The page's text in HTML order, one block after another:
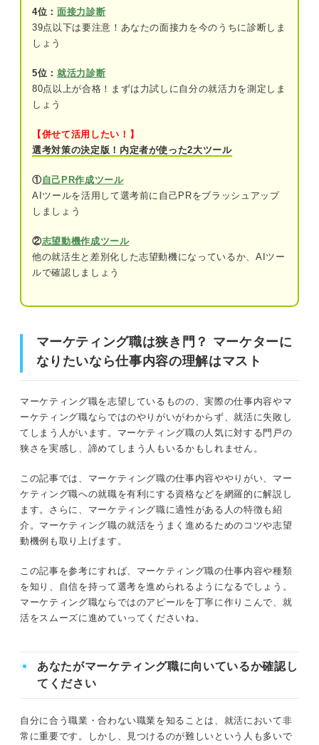
イベントの準備・運営
責任感がある人
人と接するのが好きな人
マーケティング職に求められる能力
情報収集・分析能力
論理的思考力
新卒でもマーケティング職になれる！
マーケティング職に就くためにやっておくべき4つ
の対策
②マーケティングの中でやりたい仕事を明
確にする
③インターンに参加する
3ステップで完成！ マーケティング職の志望動機の
構成
にする
4位： 面接力診断
39点以下は要注意！あなたの面接力を今のうちに診断しま
しょう
5位： 就活力診断
80点以上が合格！まずは力試しに自分の就活力を測定しま
しょう
【併せて活用したい！】
選考対策の決定版！内定者が使った2大ツール
①自己PR作成ツール
AIツールを活用して選考前に自己PRをブラッシュアップ
しましょう
②志望動機作成ツール
他の就活生と差別化した志望動機になっているか、AIツー
ルで確認しましょう
マーケティング職は狭き門？ マーケターに
なりたいなら仕事内容の理解はマスト
マーケティング職を志望しているものの、実際の仕事内容やマ
ーケティング職ならではのやりがいがわからず、就活に失敗し
てしまう人がいます。マーケティング職の人気に対する門戸の
狭さを実感し、諦めてしまう人もいるかもしれません。
この記事では、マーケティング職の仕事内容ややりがい、マー
ケティング職への就職を有利にする資格などを網羅的に解説し
ます。さらに、マーケティング職に適性がある人の特徴も紹
介。マーケティング職の就活をうまく進めるためのコツや志望
動機例も取り上げます。
この記事を参考にすれば、マーケティング職の仕事内容や種類
を知り、自信を持って選考を進められるようになるでしょう。
マーケティング職ならではのアピールを丁寧に作りこんで、就
活をスムーズに進めていってくださいね。
あなたがマーケティング職に向いているか確認し
てください
自分に合う職業・合わない職業を知ることは、就活において非
常に重要です。しかし、見つけるのが難しいという人も多いで
仕事内容の理解はマスト
まずはマーケティング職の4つの種類を知っておこう
①オフラインマーケティング
②デジタルマーケティング
③コンテンツマーケティング
④SNSマーケティング
マストで押さえて！ マーケティング職の仕事内容
市場調査
プロモーションの企画・運用
イベントの準備・運営
データ集計・分析
情報収集や分析が好きな人